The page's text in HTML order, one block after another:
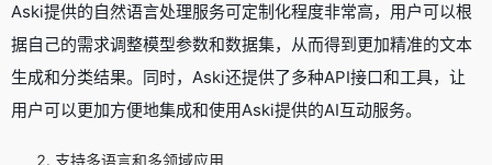
Aski提供的自然语言处理服务可定制化程度非常高，用户可以根
据自己的需求调整模型参数和数据集，从而得到更加精准的文本
生成和分类结果。同时，Aski还提供了多种API接口和工具，让
用户可以更加方便地集成和使用Aski提供的AI互动服务。
支持多语言和多领域应用